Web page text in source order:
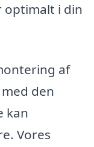
optimalt i din
af
den
kan
Vores